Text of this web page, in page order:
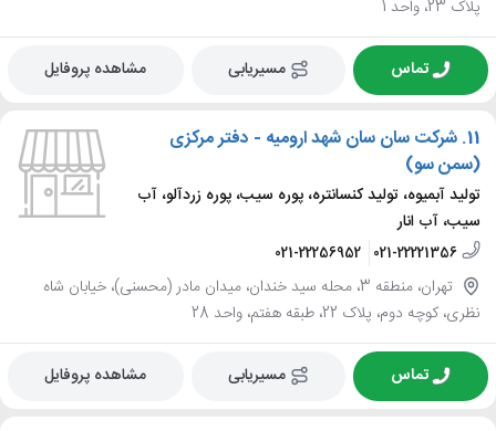
پلاک 23، واحد 1
تماس مسیریابی مشاهده پروفایل
11. شرکت سان سان شهد ارومیه - دفتر مرکزی
(سمن سو)
تولید آبمیوه، تولید کنسانتره، پوره سیب، پوره زردآلو، آب
سیب، آب انار
021-22221356
021-22256952
تهران، منطقه 3، محله سید خندان، میدان مادر (محسنی)، خیابان شاه
نظری، کوچه دوم، پلاک 22، طبقه هفتم، واحد 28
تماس مسیریابی مشاهده پروفایل